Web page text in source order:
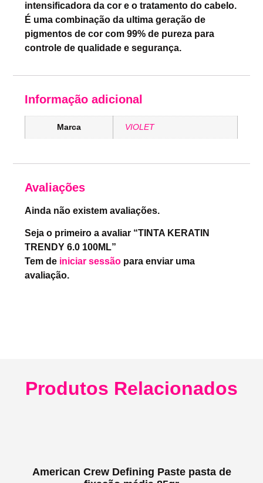
intensificadora da cor e o tratamento do cabelo.
É uma combinação da ultima geração de
pigmentos de cor com 99% de pureza para
controle de qualidade e segurança.
Informação adicional
Marca VIOLET
Avaliações
Ainda não existem avaliações.
Seja o primeiro a avaliar “TINTA KERATIN
TRENDY 6.0 100ML”
Tem de iniciar sessão para enviar uma
avaliação.
Produtos Relacionados
American Crew Defining Paste pasta de